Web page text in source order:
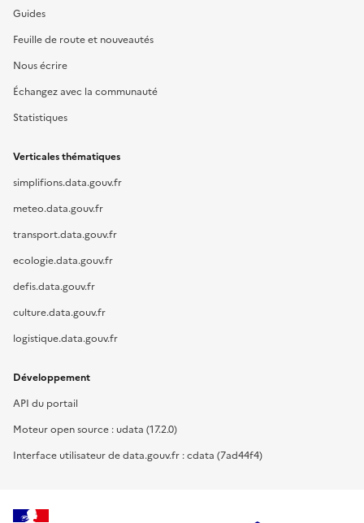
Guides
Feuille de route et nouveautés
Nous écrire
Échangez avec la communauté
Statistiques
Verticales thématiques
simplifions.data.gouv.fr
meteo.data.gouv.fr
transport.data.gouv.fr
ecologie.data.gouv.fr
defis.data.gouv.fr
culture.data.gouv.fr
logistique.data.gouv.fr
Développement
API du portail
Moteur open source : udata (17.2.0)
Interface utilisateur de data.gouv.fr : cdata (7ad44f4)